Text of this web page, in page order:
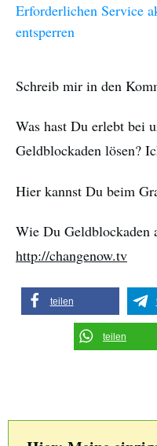
Erforderlichen Service
entsperren
Schreib mir in den
Was hast Du erlebt bei
Geldblockaden lösen?
Hier kannst Du beim
Wie Du
http://changenow.tv
teilen
teilen